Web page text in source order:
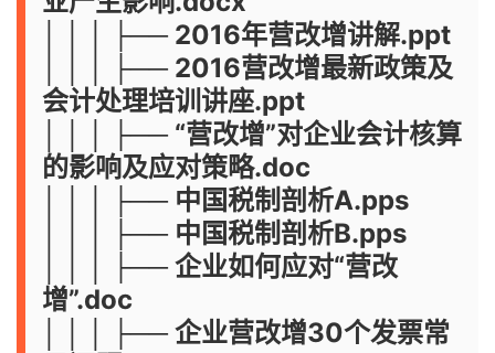
│ │ │ ├── 2016年营改增讲解.ppt
│ │ │ ├── 2016营改增最新政策及
会计处理培训讲座.ppt
│ │ │ ├── “营改增”对企业会计核算
的影响及应对策略.doc
│ │ │ ├── 中国税制剖析A.pps
│ │ │ ├── 中国税制剖析B.pps
│ │ │ ├── 企业如何应对“营改
增”.doc
│ │ │ ├── 企业营改增30个发票常